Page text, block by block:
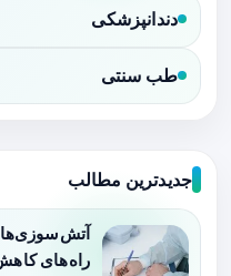
دندانپزشکی
طب سنتی
جدیدترین مطالب
راه‌های